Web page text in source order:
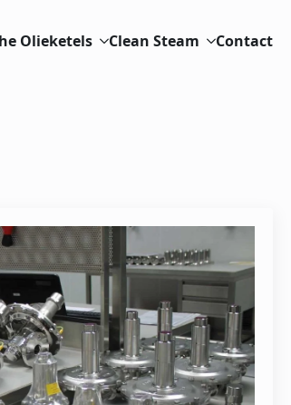
Olieketels Clean Steam Contact